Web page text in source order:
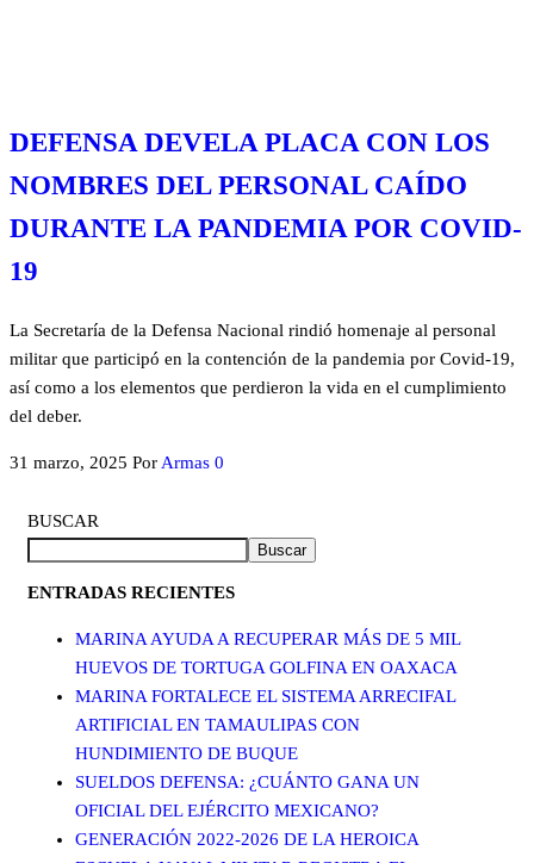
DEFENSA DEVELA PLACA CON LOS
NOMBRES DEL PERSONAL CAÍDO
DURANTE LA PANDEMIA POR COVID-
19
La Secretaría de la Defensa Nacional rindió homenaje al personal
militar que participó en la contención de la pandemia por Covid-19,
así como a los elementos que perdieron la vida en el cumplimiento
del deber.
31 marzo, 2025 Por Armas 0
BUSCAR
Buscar
ENTRADAS RECIENTES
MARINA AYUDA A RECUPERAR MÁS DE 5 MIL
HUEVOS DE TORTUGA GOLFINA EN OAXACA
MARINA FORTALECE EL SISTEMA ARRECIFAL
ARTIFICIAL EN TAMAULIPAS CON
HUNDIMIENTO DE BUQUE
SUELDOS DEFENSA: ¿CUÁNTO GANA UN
OFICIAL DEL EJÉRCITO MEXICANO?
GENERACIÓN 2022-2026 DE LA HEROICA